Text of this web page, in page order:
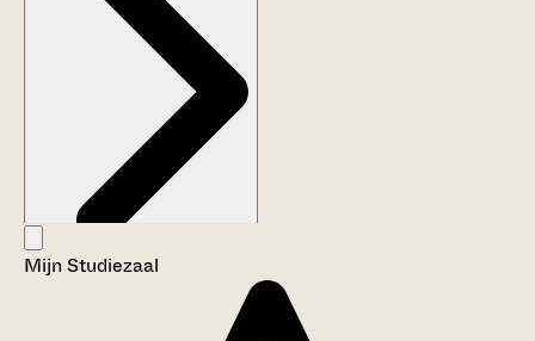
Aanwijzingen voor de gebruiker
Mijn Studiezaal